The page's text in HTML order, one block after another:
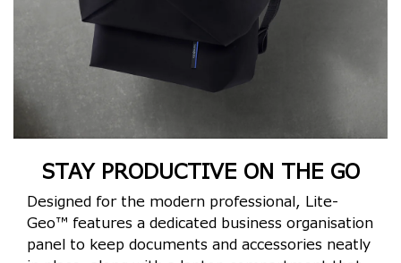
STAY PRODUCTIVE ON THE GO
Designed for the modern professional, Lite-
Geo™ features a dedicated business organisation
panel to keep documents and accessories neatly